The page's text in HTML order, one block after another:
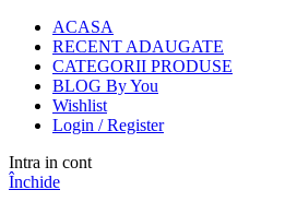
ACASA
RECENT ADAUGATE
CATEGORII PRODUSE
BLOG By You
Wishlist
Login / Register
Intra in cont
Închide